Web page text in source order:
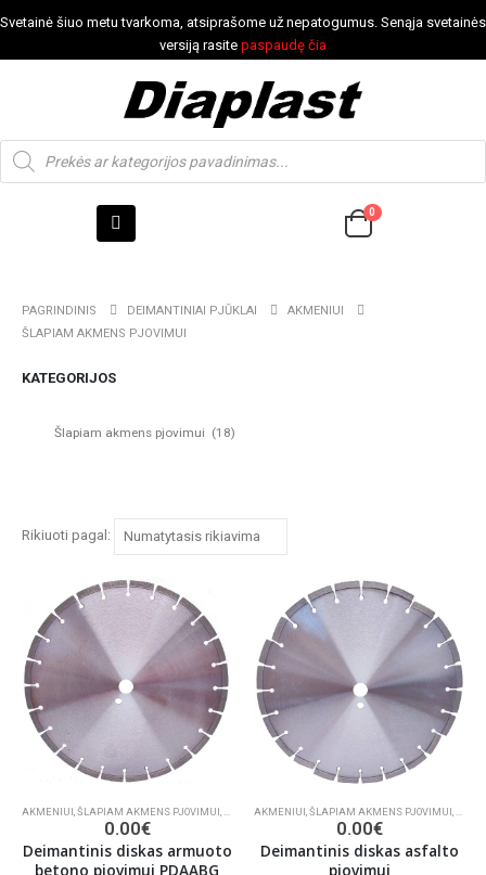
Svetainė šiuo metu tvarkoma, atsiprašome už nepatogumus. Senąja svetainės
versiją rasite paspaudę čia
0
PAGRINDINIS DEIMANTINIAI PJŪKLAI
AKMENIUI
ŠLAPIAM AKMENS PJOVIMUI
KATEGORIJOS
Rikiuoti pagal:
AKMENIUI ŠLAPIAM AKMENS PJOVIMUI DEIMANTINIAI PJŪKLAI
0.00€
Deimantinis diskas armuoto
betono pjovimui PDAABG
AKMENIUI ŠLAPIAM AKMENS PJOVIMUI
0.00€
Deimantinis diskas asfalto
pjovimui